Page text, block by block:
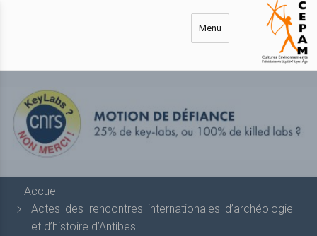
Menu
Accueil
Actes des rencontres internationales d’archéologie
et d’histoire d’Antibes